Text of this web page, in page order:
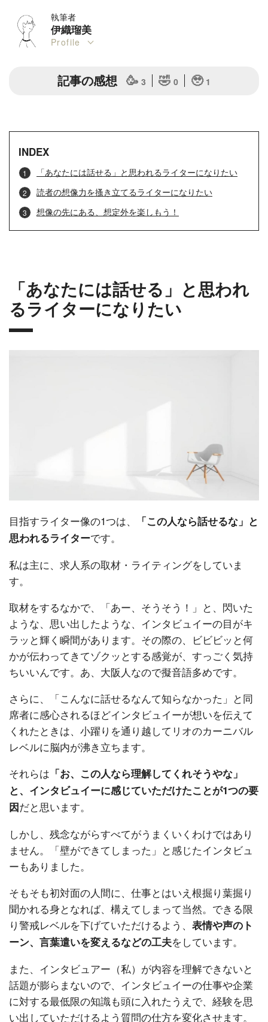
執筆者
伊織瑠美
Profile
記事の感想 🥳 3 🤣 0 🥹 1
INDEX
「あなたには話せる」と思われるライターになりたい
読者の想像力を搔き立てるライターになりたい
想像の先にある、想定外を楽しもう！
「あなたには話せる」と思われ
るライターになりたい
目指すライター像の1つは、
「この人なら話せるな」と
思われるライターです。
私は主に、求人系の取材・ライティングをしていま
す。
取材をするなかで、「あー、そうそう！」と、閃いた
ような、思い出したような、インタビュイーの目がキ
ラッと輝く瞬間があります。その際の、ビビビッと何
かが伝わってきてゾクッとする感覚が、すっごく気持
ちいいんです。あ、大阪人なので擬音語多めです。
さらに、「こんなに話せるなんて知らなかった」と同
席者に感心されるほどインタビュイーが想いを伝えて
くれたときは、小躍りを通り越してリオのカーニバル
レベルに脳内が沸き立ちます。
それらは 「お、この人なら理解してくれそうやな」
と、インタビュイーに感じていただけたことが1つの要
因だと思います。
しかし、残念ながらすべてがうまくいくわけではあり
ません。「壁ができてしまった」と感じたインタビュ
ーもありました。
そもそも初対面の人間に、仕事とはいえ根掘り葉掘り
聞かれる身となれば、構えてしまって当然。できる限
り警戒レベルを下げていただけるよう、 表情や声のト
ーン、言葉遣いを変えるなどの工夫をしています。
また、インタビュアー（私）が内容を理解できないと
話題が膨らまないので、インタビュイーの仕事や企業
に対する最低限の知識も頭に入れたうえで、経験を思
い出していただけるよう質問の仕方を変化させます。